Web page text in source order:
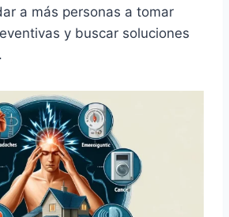
a más personas a tomar
y buscar soluciones